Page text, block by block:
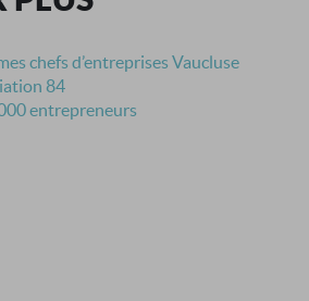
chefs d’entreprises Vaucluse
84
entrepreneurs